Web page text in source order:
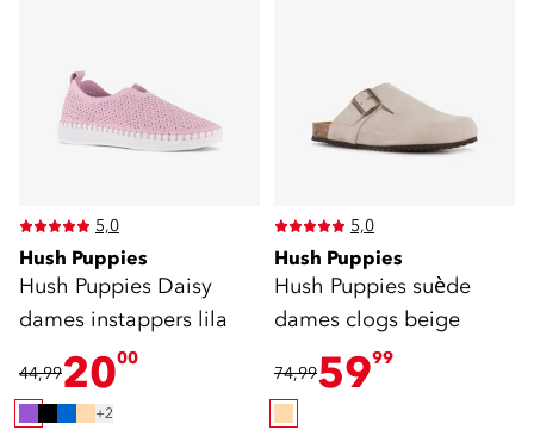
5,0
Hush Puppies
Hush Puppies Daisy
dames instappers lila
44,992000
+2
5,0
Hush Puppies
Hush Puppies suède
dames clogs beige
74,995999